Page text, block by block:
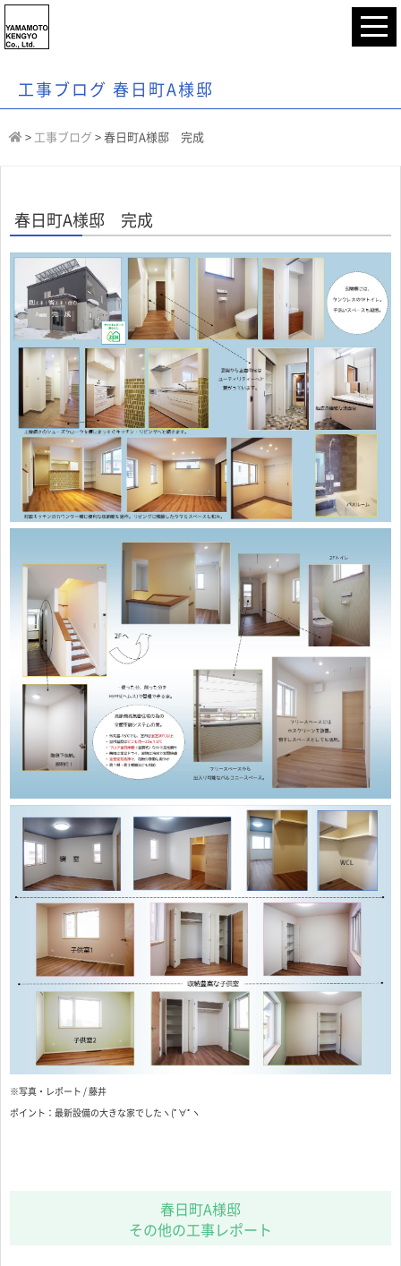
工事ブログ 春日町A様邸
> 工事ブログ > 春日町A様邸 完成
春日町A様邸 完成
※写真・レポート / 藤井
ポイント：最新設備の大きな家でしたヽ(ﾟ∀ﾟヽ
春日町A様邸
その他の工事レポート